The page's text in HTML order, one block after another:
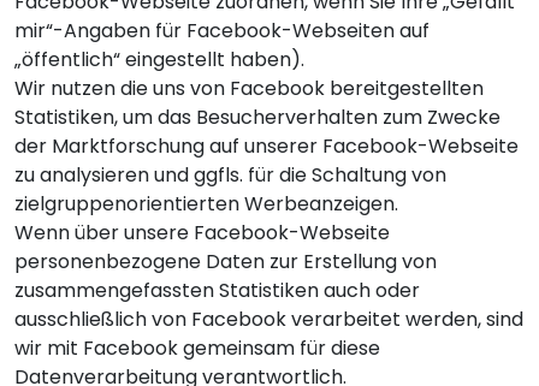
mir“-Angaben für Facebook-Webseiten auf
„öffentlich“ eingestellt haben).
Wir nutzen die uns von Facebook bereitgestellten
Statistiken, um das Besucherverhalten zum Zwecke
der Marktforschung auf unserer Facebook-Webseite
zu analysieren und ggfls. für die Schaltung von
zielgruppenorientierten Werbeanzeigen.
Wenn über unsere Facebook-Webseite
personenbezogene Daten zur Erstellung von
zusammengefassten Statistiken auch oder
ausschließlich von Facebook verarbeitet werden, sind
wir mit Facebook gemeinsam für diese
Datenverarbeitung verantwortlich.